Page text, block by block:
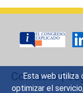
Esta web utiliza
optimizar el
Contacto|